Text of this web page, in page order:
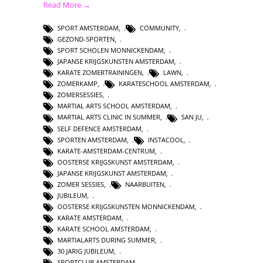
Read More →
SPORT AMSTERDAM COMMUNITY
GEZOND-SPORTEN,
SPORT SCHOLEN MONNICKENDAM,
JAPANSE KRIJGSKUNSTEN AMSTERDAM,
KARATE ZOMERTRAININGEN, LAWN,
ZOMERKAMP, KARATESCHOOL AMSTERDAM,
ZOMERSESSIES,
MARTIAL ARTS SCHOOL AMSTERDAM,
MARTIAL ARTS CLINIC IN SUMMER, SAN JU,
SELF DEFENCE AMSTERDAM
SPORTEN AMSTERDAM
INSTACOOL
KARATE-AMSTERDAM-CENTRUM
OOSTERSE KRIJGSKUNST AMSTERDAM
JAPANSE KRIJGSKUNST AMSTERDAM
ZOMER SESSIES
NAARBUITEN
JUBILEUM
OOSTERSE KRIJGSKUNSTEN MONNICKENDAM
KARATE AMSTERDAM,
KARATE SCHOOL AMSTERDAM,
MARTIALARTS DURING SUMMER,
30 JARIG JUBILEUM,